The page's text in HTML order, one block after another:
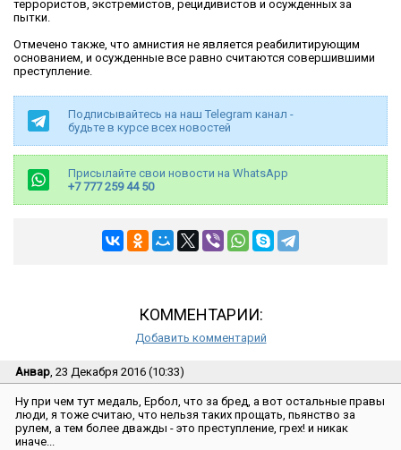
террористов, экстремистов, рецидивистов и осужденных за
пытки.
Отмечено также, что амнистия не является реабилитирующим
основанием, и осужденные все равно считаются совершившими
преступление.
Подписывайтесь на наш Telegram канал -
будьте в курсе всех новостей
Присылайте свои новости на WhatsApp
+7 777 259 44 50
КОММЕНТАРИИ:
Добавить комментарий
Анвар, 23 Декабря 2016 (10:33)
Ну при чем тут медаль, Ербол, что за бред, а вот остальные правы
люди, я тоже считаю, что нельзя таких прощать, пьянство за
рулем, а тем более дважды - это преступление, грех! и никак
иначе...